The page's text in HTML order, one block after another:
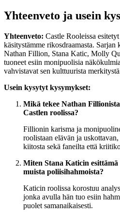
Yhteenveto ja usein
Yhteenveto: Castle Rooleissa
käsitystämme rikosdraamasta.
Nathan Fillion, Stana Katic, Molly
tuoneet esiin monipuolisia
vahvistavat sen kulttuurista
Usein kysytyt kysymykset:
Mikä tekee Nathan
Castlen roolissa?
Fillionin karisma ja
roolistaan elävän ja
kiitosta sekä faneilta että
Miten Stana Katicin
muista poliisihahmoista?
Katicin roolissa korostuu
jonka avulla hän tuo esiin
puolet samanaikaisesti.